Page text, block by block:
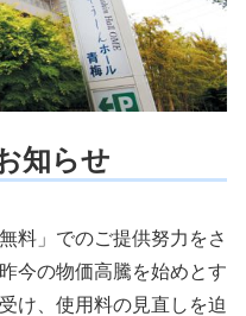
知らせ
料」でのご提供努力をさ
今の物価高騰を始めとす
け、使用料の見直しを迫